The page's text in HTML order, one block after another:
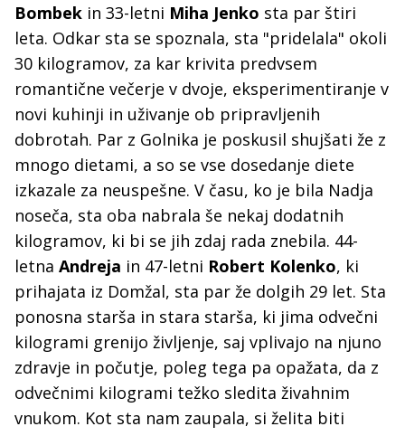
Bombek in 33-letni Miha Jenko sta par štiri
leta. Odkar sta se spoznala, sta "pridelala" okoli
30 kilogramov, za kar krivita predvsem
romantične večerje v dvoje, eksperimentiranje v
novi kuhinji in uživanje ob pripravljenih
dobrotah. Par z Golnika je poskusil shujšati že z
mnogo dietami, a so se vse dosedanje diete
izkazale za neuspešne. V času, ko je bila Nadja
noseča, sta oba nabrala še nekaj dodatnih
kilogramov, ki bi se jih zdaj rada znebila. 44-
letna Andreja in 47-letni Robert Kolenko, ki
prihajata iz Domžal, sta par že dolgih 29 let. Sta
ponosna starša in stara starša, ki jima odvečni
kilogrami grenijo življenje, saj vplivajo na njuno
zdravje in počutje, poleg tega pa opažata, da z
odvečnimi kilogrami težko sledita živahnim
vnukom. Kot sta nam zaupala, si želita biti